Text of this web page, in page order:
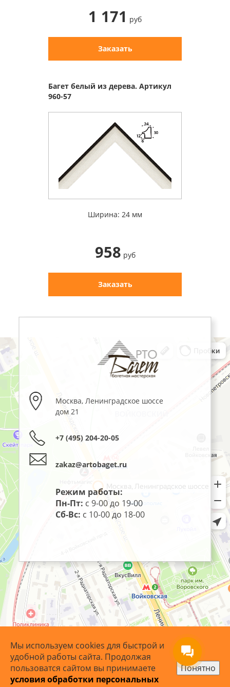
1 171 руб
Заказать
Багет белый из дерева. Артикул
960-57
Ширина: 24 мм
958 руб
Заказать
Москва,Ленинградское шоссе
дом 21
+7 (495) 204-20-05
zakaz@artobaget.ru
Режим работы:
Пн-Пт: с 9-00 до 19-00
Сб-Вс: с 10-00 до 18-00
© 2007 - 2026 ArtoBaget.RU | «АртоБагет» - багетная
Мы используем cookies для быстрой и
удобной работы сайта. Продолжая
пользоватся сайтом вы принимаете
условия обработки персональных
Понятно